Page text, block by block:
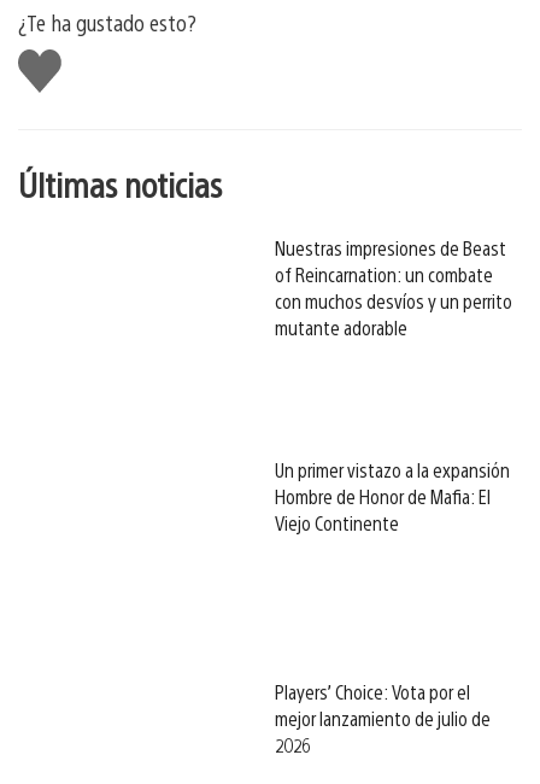
¿Te ha gustado esto?
Me
gusta
esto
Últimas noticias
Nuestras impresiones de Beast
of Reincarnation: un combate
con muchos desvíos y un perrito
mutante adorable
Un primer vistazo a la expansión
Hombre de Honor de Mafia: El
Viejo Continente
Players’ Choice: Vota por el
mejor lanzamiento de julio de
2026